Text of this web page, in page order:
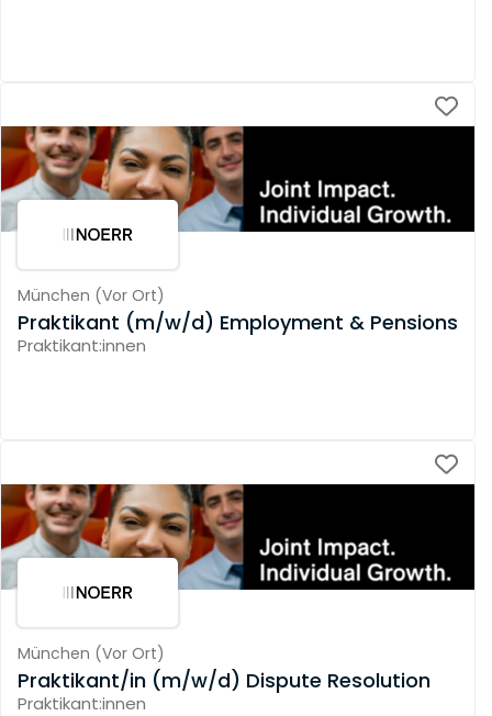
München (Vor Ort)
Praktikant (m/w/d) Employment & Pensions
Praktikant:innen
München (Vor Ort)
Praktikant/in (m/w/d) Dispute Resolution
Praktikant:innen